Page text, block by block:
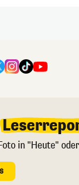
in "Heute"